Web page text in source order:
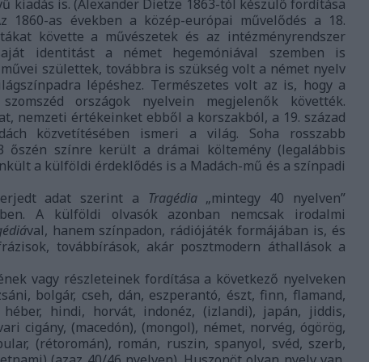
kiadás is. (Alexander Dietze 1863-tól készülő fordítása
1860-as években a közép-európai művelődés a 18.
követte a művészetek és az intézményrendszer
identitást a német hegemóniával szemben is
születtek, továbbra is szükség volt a német nyelv
lépéshez. Természetes volt az is, hogy a
országok nyelvein megjelenők követték.
nemzeti értékeinket ebből a korszakból, a 19. század
közvetítésében ismeri a világ. Soha rosszabb
őszén színre került a drámai költemény (legalábbis
a külföldi érdeklődés is a Madách-mű és a színpadi
adat szerint a Tragédia„mintegy 40 nyelven”
A külföldi olvasók azonban nemcsak irodalmi
val, hanem színpadon, rádiójáték formájában is, és
továbbírások, akár posztmodern áthallások a
vagy részleteinek fordítása a következő nyelveken
bolgár, cseh, dán, eszperantó, észt, finn, flamand,
hindi, horvát, indonéz, (izlandi), japán, jiddis,
cigány, (macedón), (mongol), német, norvég, ógörög,
(rétoromán), román, ruszin, spanyol, svéd, szerb,